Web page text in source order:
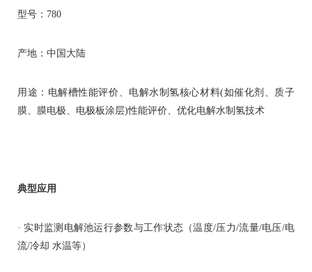
型号：780
产地：中国大陆
用途：电解槽性能评价、电解水制氢核心材料(如催化剂、质子
膜、膜电极、电极板涂层)性能评价、优化电解水制氢技术
典型应用
· 实时监测电解池运行参数与工作状态（温度/压力/流量/电压/电
流/冷却 水温等）